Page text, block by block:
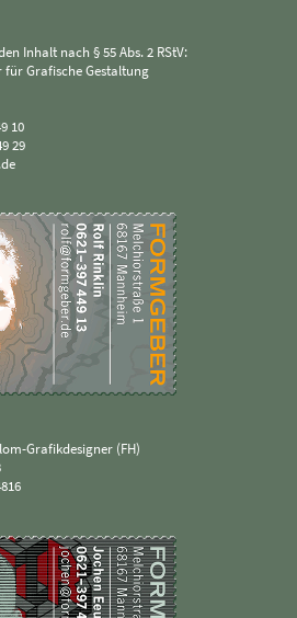
Inhalt nach § 55 Abs. 2 RStV:
für Grafische Gestaltung
10
29
Grafikdesigner (FH)